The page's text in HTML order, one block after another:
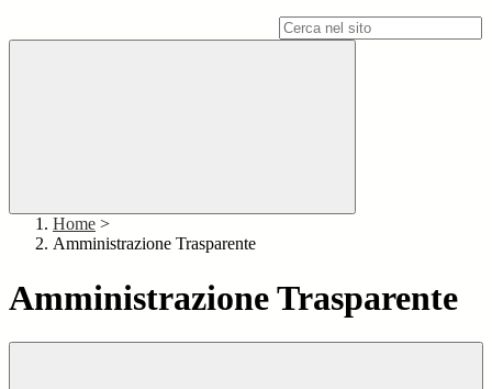
Home >
Amministrazione Trasparente
Amministrazione Trasparente